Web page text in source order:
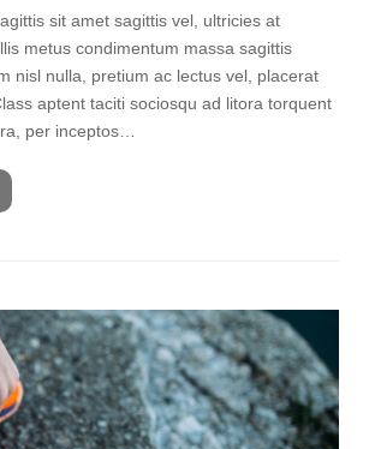
sit amet sagittis vel, ultricies at
metus condimentum massa sagittis
nisl nulla, pretium ac lectus vel, placerat
aptent taciti sociosqu ad litora torquent
per inceptos…